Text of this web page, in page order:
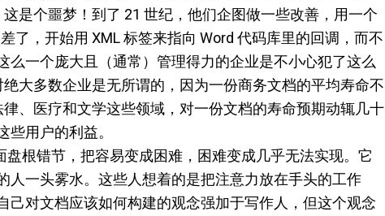
是个噩梦！到了 21 世纪，他们企图做一些改善，用一个
了，开始用 XML 标签来指向 Word 代码库里的回调，而不
么一个庞大且（通常）管理得力的企业是不小心犯了这么
大多数企业是无所谓的，因为一份商务文档的平均寿命不
、医疗和文学这些领域，对一份文档的寿命预期动辄几十
用户的利益。
根错节，把容易变成困难，困难变成几乎无法实现。它
人一头雾水。这些人想着的是把注意力放在手头的工作
己对文档应该如何构建的观念强加于写作人，但这个观念